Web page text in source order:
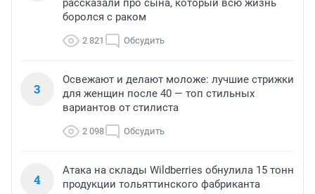
рассказали про сына, который всю жизнь
боролся с раком
2 821 Обсудить
3
Освежают и делают моложе: лучшие стрижки
для женщин после 40 — топ стильных
вариантов от стилиста
2 098 Обсудить
4
Атака на склады Wildberries обнулила 15 тонн
продукции тольяттинского фабриканта